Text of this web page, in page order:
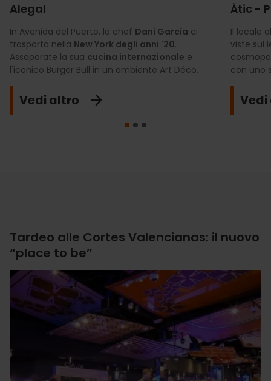
Alegal
In Avenida del Puerto, lo chef Dani García ci
trasporta nella New York degli anni '20.
Assaporate la sua cucina internazionale e
l'iconico Burger Bull in un ambiente Art Déco.
Vedi altro
Àtic -
Il locale
viste sul
con uno
Tardeo alle Cortes Valencianas: il nuovo
“place to be”